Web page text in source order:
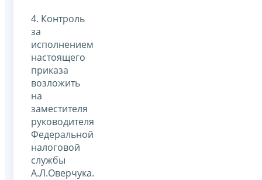
4. Контроль
за
исполнением
настоящего
приказа
возложить
на
заместителя
руководителя
Федеральной
налоговой
службы
А.Л.Оверчука.